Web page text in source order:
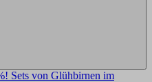
Sets von Glühbirnen im